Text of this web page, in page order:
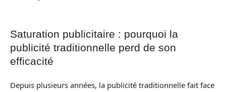
Saturation publicitaire : pourquoi la
publicité traditionnelle perd de son
efficacité
Depuis plusieurs années, la publicité traditionnelle fait face